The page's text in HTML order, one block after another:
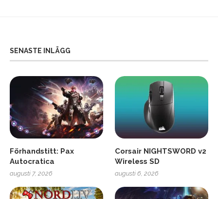
SENASTE INLÄGG
Förhandstitt: Pax
Autocratica
augusti 7, 2026
Corsair NIGHTSWORD v2
Wireless SD
augusti 6, 2026